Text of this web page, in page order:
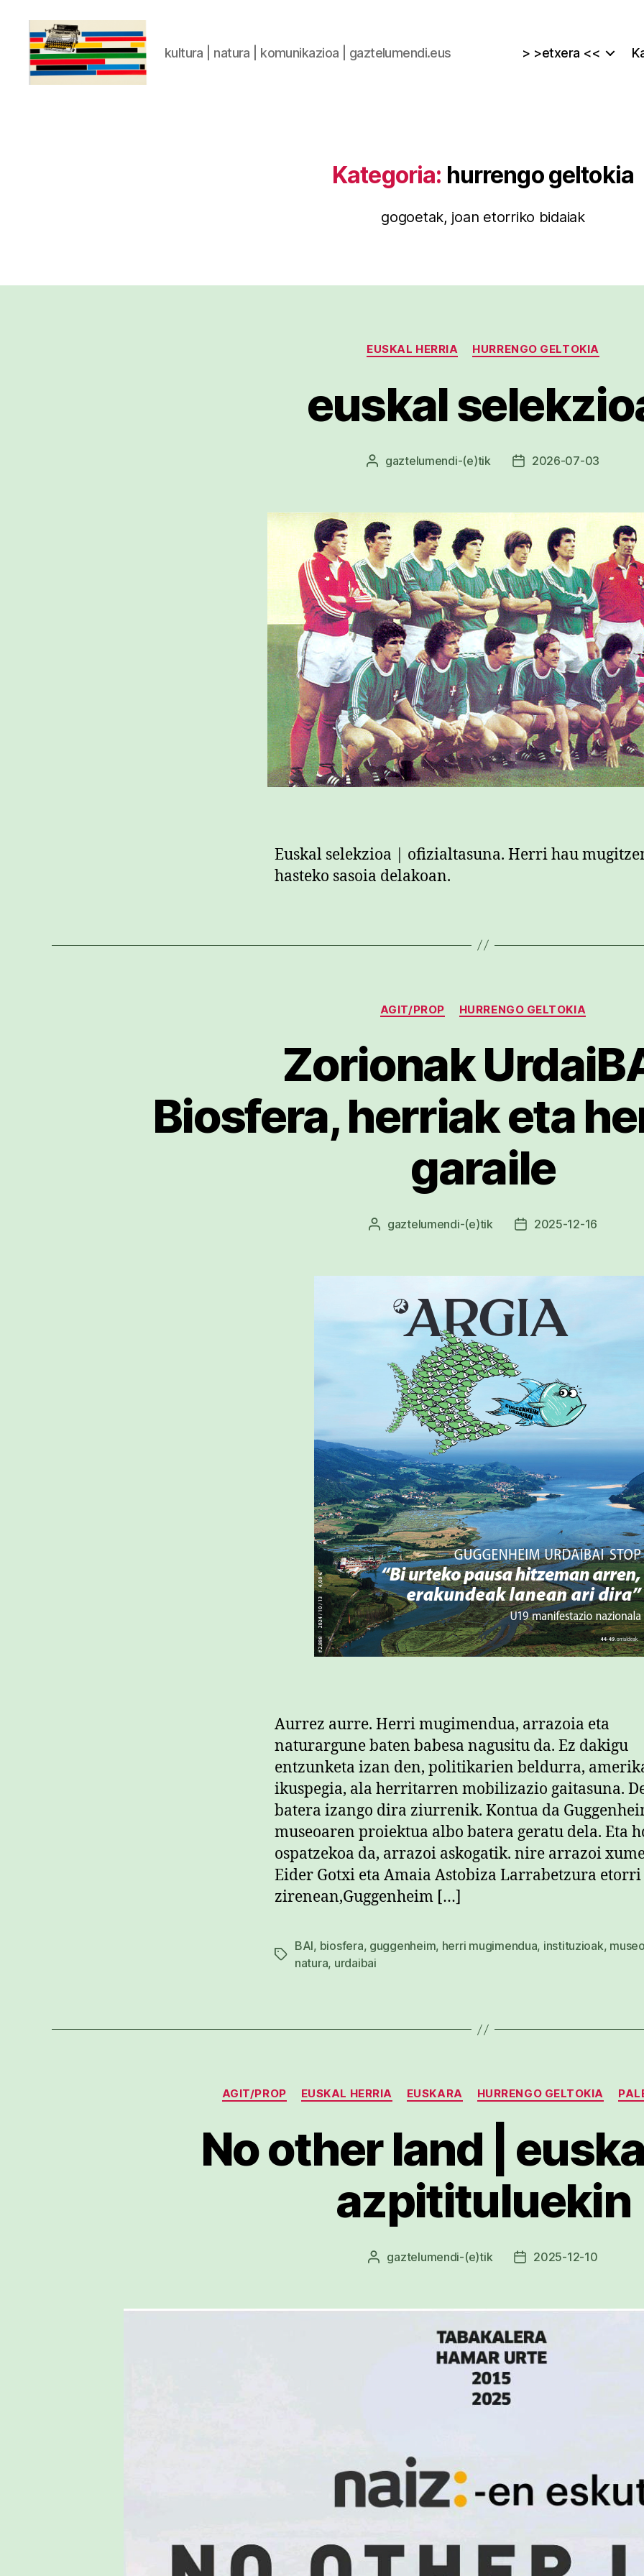
kultura | natura | komunikazioa | gaztelumendi.eus > >etxera <<
Kategoria: hurrengo geltokia
gogoetak, joan etorriko bidaiak
Kategoriak
EUSKAL HERRIA HURRENGO GELTOKIA
euskal
Argitalpenaren
gaztelumendi-(e)tik
Argitalpenaren
2026-07-03
Euskal selekzioa | ofizialtasuna. Herri hau
hasteko sasoia delakoan.
Kategoriak
AGIT/PROP HURRENGO GELTOKIA
Zorionak
Biosfera, herriak eta
garaile
Argitalpenaren
gaztelumendi-(e)tik
Argitalpenaren
2025-12-16
Aurrez aurre. Herri mugimendua, arrazoia eta
naturargune baten babesa nagusitu da. Ez dakigu
entzunketa izan den, politikarien beldurra,
ikuspegia, ala herritarren mobilizazio gaitasuna.
batera izango dira ziurrenik. Kontua da
museoaren proiektua albo batera geratu dela. Eta
ospatzekoa da, arrazoi askogatik. nire arrazoi
Eider Gotxi eta Amaia Astobiza Larrabetzura etorri
zirenean,Guggenheim […]
Etiketak
BAI, biosfera, guggenheim, herri mugimendua, instituzioak,
natura, urdaibai
Kategoriak
AGIT/PROP EUSKAL HERRIA EUSKARA HURRENGO GELTOKIA
No other land |
azpitituluekin
Argitalpenaren
gaztelumendi-(e)tik
Argitalpenaren
2025-12-10